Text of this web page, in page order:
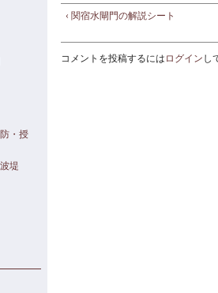
・授
堤
‹ 関宿水閘門の解説シート
コメントを投稿するには ログイン し